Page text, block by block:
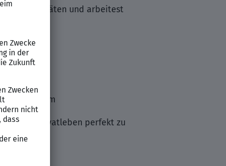
und arbeitest
Programm
und Privatleben perfekt zu